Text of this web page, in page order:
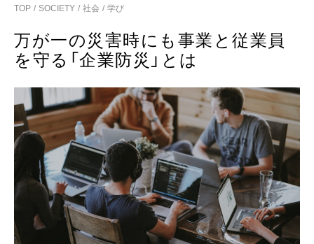
TOP SOCIETY 社会 学び
万が一の災害時にも事業と従業員
を守る「企業防災」とは